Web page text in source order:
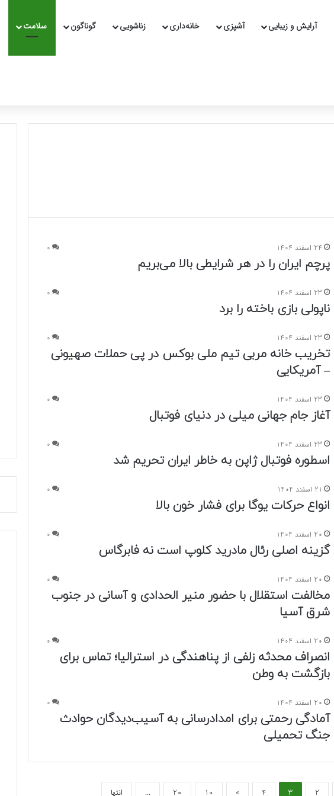
آرایش و زیبایی آشپزی خانه‌داری زناشویی گوناگون سلامت
24 اسفند 1404 0
پرچم ایران را در هر شرایطی بالا می‌بریم
23 اسفند 1404 0
ناپولی بازی باخته را برد
23 اسفند 1404 0
تخریب خانه مربی تیم ملی بوکس در پی حملات صهیونی
– آمریکایی
23 اسفند 1404 0
آغاز جام جهانی میلی در دنیای فوتبال
23 اسفند 1404 0
اسطوره فوتبال ژاپن به خاطر ایران تحریم شد
21 اسفند 1404 0
انواع حرکات یوگا برای فشار خون بالا
20 اسفند 1404 0
گزینه اصلی رئال مادرید کلوپ است نه فابرگاس
20 اسفند 1404 0
مخالفت استقلال با حضور منیر الحدادی و آسانی در جنوب
شرق آسیا
20 اسفند 1404 0
انصراف محدثه زلفی از پناهندگی در استرالیا؛ تماس برای
بازگشت به وطن
20 اسفند 1404 0
آمادگی رحمتی برای امدادرسانی به آسیب‌دیدگان حوادث
جنگ تحمیلی
2
3
4
»
10
20
... انتها